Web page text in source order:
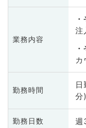
業務内容
注
カ
勤務時間
分)
勤務日数 週